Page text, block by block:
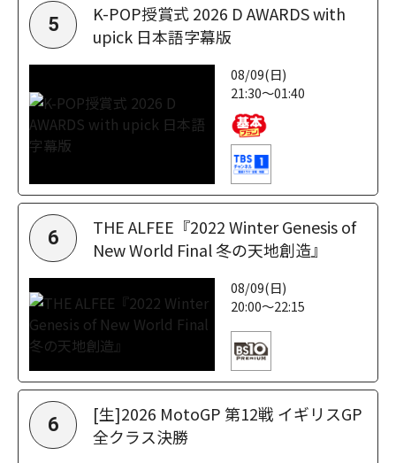
5
K-POP授賞式 2026 D AWARDS with
upick 日本語字幕版
08/09(日)
21:30～01:40
6
THE ALFEE『2022 Winter Genesis of
New World Final 冬の天地創造』
08/09(日)
20:00～22:15
6
[生]2026 MotoGP 第12戦 イギリスGP
全クラス決勝